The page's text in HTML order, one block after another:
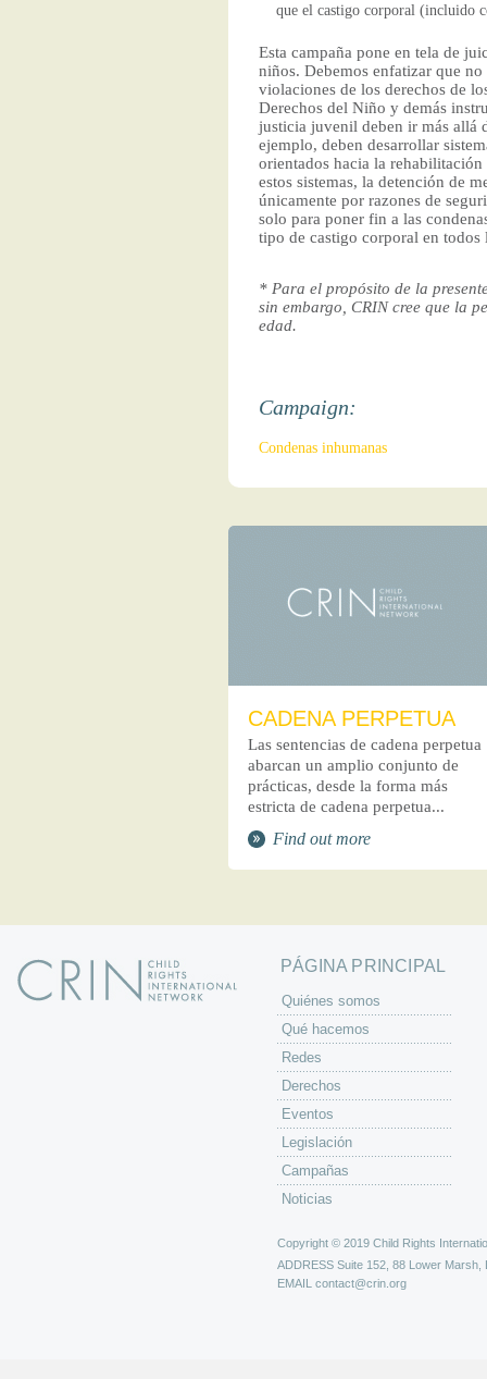
que el castigo corporal (incluido
Esta campaña pone en tela de
niños. Debemos enfatizar que
violaciones de los derechos de
Derechos del Niño y demás
justicia juvenil deben ir más allá
ejemplo, deben desarrollar
orientados hacia la
estos sistemas, la detención de
únicamente por razones de
solo para poner fin a las
tipo de castigo corporal en todos
* Para el propósito de la
sin embargo, CRIN cree que la
edad.
Campaign:
Condenas inhumanas
CADENA PERPETUA
Las sentencias de cadena perpetua
abarcan un amplio conjunto de
prácticas, desde la forma más
estricta de cadena perpetua...
Find out more
PÁGINA PRINCIPAL
Quiénes somos
Qué hacemos
Redes
Derechos
Eventos
Legislación
Campañas
Noticias
Copyright © 2019 Child Rights
ADDRESS Suite 152, 88 Lower Marsh,
EMAIL contact@crin.org